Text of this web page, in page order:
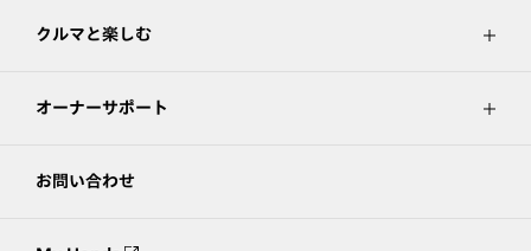
クルマと楽しむ
オーナーサポート
お問い合わせ